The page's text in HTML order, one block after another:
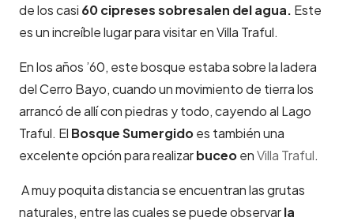
de los casi 60 cipreses sobresalen del agua. Este
es un increíble lugar para visitar en Villa Traful.
En los años ’60, este bosque estaba sobre la ladera
del Cerro Bayo, cuando un movimiento de tierra los
arrancó de allí con piedras y todo, cayendo al Lago
Traful. El Bosque Sumergidoes también una
excelente opción para realizarbuceoenVilla Traful.
A muy poquita distancia se encuentran las grutas
naturales, entre las cuales se puede observarla